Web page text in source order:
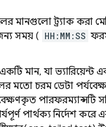
মানগুলো ট্র্যাক করা
সময় ( HH:MM:SS
মান, যা ভ্যারিয়েন্ট
মতো চরম ডেটা
পারফরম্যান্সটি
পার্থক্য নির্দেশ